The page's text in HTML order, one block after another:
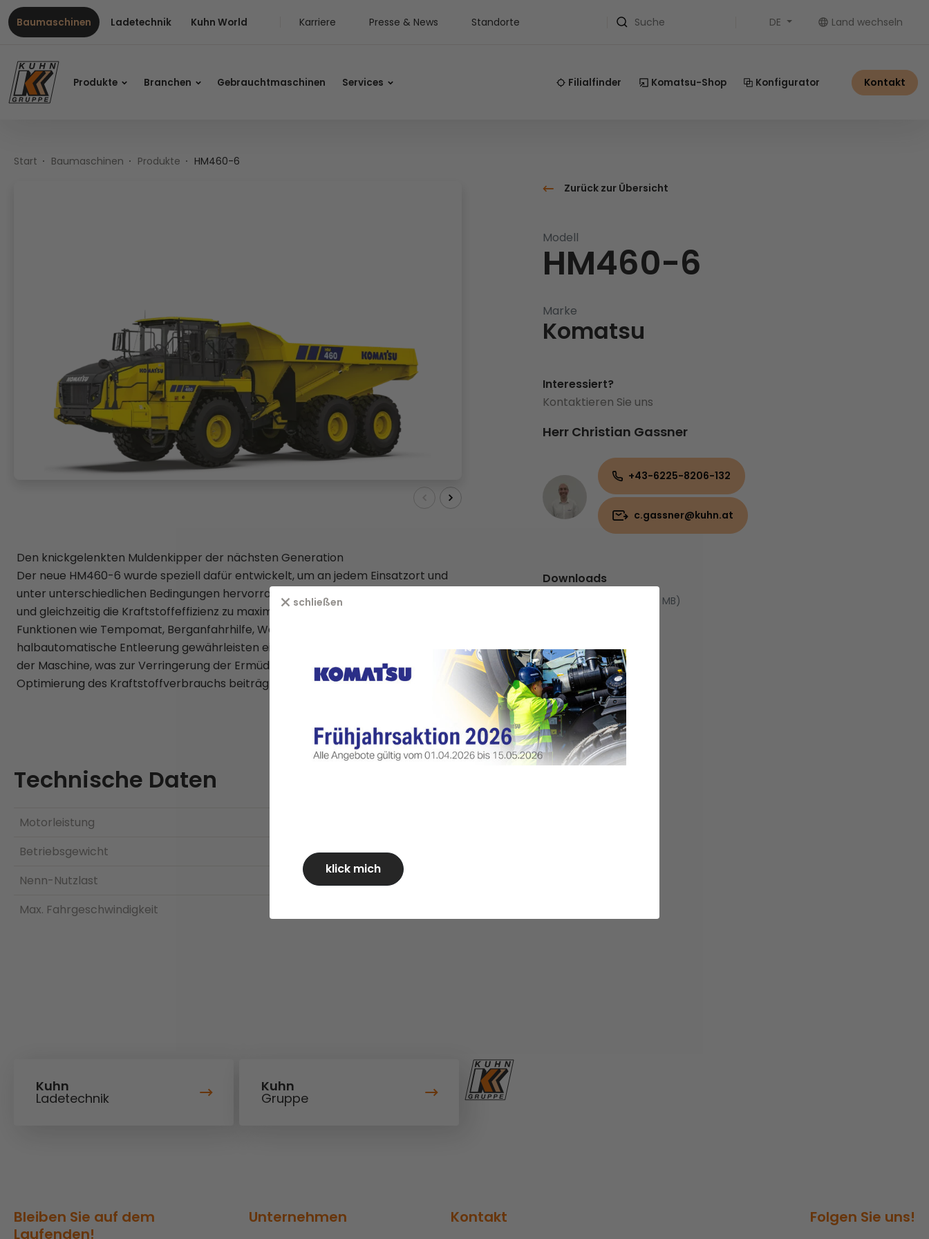
Inhalt
Inhaltsverzeichnis
Hauptnavigation
Table Of Content
HM460-6
Baumaschinen Ladetechnik Kuhn World Karriere Presse & News Standorte Suche DE Land wechseln
Produkte Branchen Gebrauchtmaschinen Services Filialfinder Komatsu-Shop Konfigurator Kontakt
Start Baumaschinen Produkte HM460-6
Den knickgelenkten Muldenkipper der nächsten Generation
Der neue HM460-6 wurde speziell dafür entwickelt, um an jedem Einsatzort und
unter unterschiedlichen Bedingungen hervorragende Leistungen zu erbringen
und gleichzeitig die Kraftstoffeffizienz zu maximieren. Seine fortschrittlichen
Funktionen wie Tempomat, Berganfahrhilfe, Wartebremse und
halbautomatische Entleerung gewährleisten eine intuitive und sichere Bedienung
der Maschine, was zur Verringerung der Ermüdung des Bedieners und zur
Optimierung des Kraftstoffverbrauchs beiträgt.
Technische Daten
Motorleistung
Betriebsgewicht
Nenn-Nutzlast
Max. Fahrgeschwindigkeit
Zurück zur Übersicht
Modell
HM460-6
Marke
Komatsu
Interessiert?
Kontaktieren Sie uns
Herr Christian Gassner
+43-6225-8206-132
c.gassner@kuhn.at
Downloads
(PDF, 4.92 MB)
schließen
klick mich
Kuhn
Ladetechnik
Kuhn
Gruppe
Bleiben Sie auf dem
Laufenden!
Unternehmen Kontakt Folgen Sie uns!